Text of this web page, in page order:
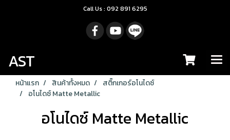
Call Us : 092 891 6295
AST
หน้าแรก สินค้าทั้งหมด
สติ๊กเกอร์อโนไดซ์
อโนไดซ์ Matte Metallic
อโนไดซ์ Matte Metallic